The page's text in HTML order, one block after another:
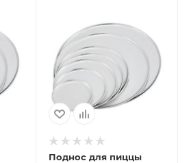
Поднос для пиццы